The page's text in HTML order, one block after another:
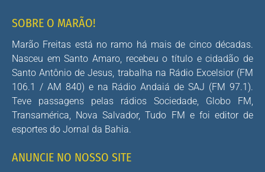
SOBRE O MARÃO!
Marão Freitas está no ramo há mais de cinco décadas.
Nasceu em Santo Amaro, recebeu o título e cidadão de
Santo Antônio de Jesus, trabalha na Rádio Excelsior (FM
106.1 / AM 840) e na Rádio Andaiá de SAJ (FM 97.1).
Teve passagens pelas rádios Sociedade, Globo FM,
Transamérica, Nova Salvador, Tudo FM e foi editor de
esportes do Jornal da Bahia.
ANUNCIE NO NOSSO SITE